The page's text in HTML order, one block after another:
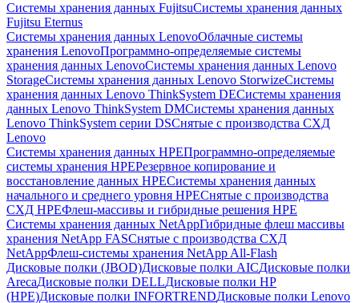
Системы хранения данных FujitsuСистемы хранения данных
Fujitsu Eternus
Системы хранения данных LenovoОблачные системы
хранения LenovoПрограммно-определяемые системы
хранения данных LenovoСистемы хранения данных Lenovo
StorageСистемы хранения данных Lenovo StorwizeСистемы
хранения данных Lenovo ThinkSystem DEСистемы хранения
данных Lenovo ThinkSystem DMСистемы хранения данных
Lenovo ThinkSystem серии DSСнятые с производства СХД
Lenovo
Системы хранения данных HPEПрограммно-определяемые
системы хранения HPEРезервное копирование и
восстановление данных HPEСистемы хранения данных
начального и среднего уровня HPEСнятые с производства
СХД HPEФлеш-массивы и гибридные решения HPE
Cистемы хранения данных NetAppГибридные флеш массивы
хранения NetApp FASСнятые с производства СХД
NetAppФлеш-системы хранения NetApp All-Flash
Дисковые полки (JBOD)Дисковые полки AICДисковые полки
ArecaДисковые полки DELLДисковые полки HP
(HPE)Дисковые полки INFORTRENDДисковые полки Lenovo